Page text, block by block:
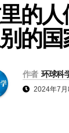
的
的
作者 环球科
2024年7月